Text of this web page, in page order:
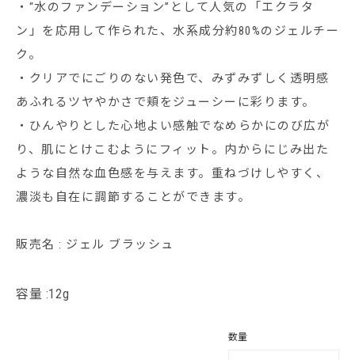
・“水のファンデーション”として人気の「エクラタ
ン」を応用して作られた、水系成分約80%のジェルチー
ク。
・クリアでにごりのない発色で、みずみずしく透明感
あふれるツヤやかさで頬をジューシーに彩ります。
・ひんやりとした心地よい感触でなめらかにのび広が
り、肌にとけこむようにフィット。内からにじみ出た
ような自然な血色感を与えます。重ねづけしやすく、
濃淡も自在に調節することができます。
販売名 : ジェル ブラッシュ
容量 :12g
数量